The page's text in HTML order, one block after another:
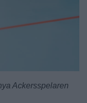
Ackersspelaren